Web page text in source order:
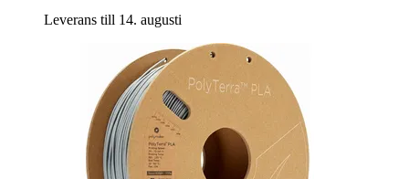
Leverans till 14. augusti